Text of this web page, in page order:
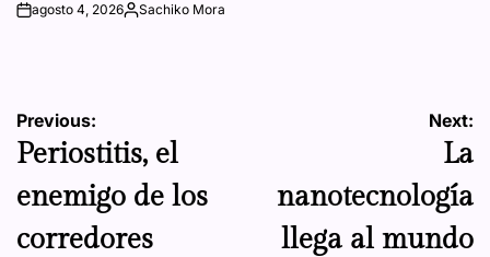
onagosto 4, 2026Posted
Sachiko Mora
Navegación
de
entradas
Previous:
Periostitis, el
enemigo de los
corredores
Next:
La
nanotecnología
llega al mundo